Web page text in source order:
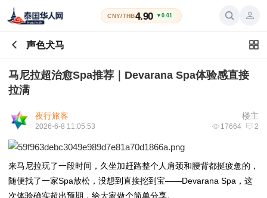
CNY/THB4.90 ▼0.01
声色犬马
马尼拉超治愈Spa推荐｜Devarana Spa体验感直接
拉满
楼主
夜行旅客
17664 2
2026-6-8 11:05:53
来马尼拉玩了一段时间，久坐加赶路整个人肩颈和腰背都挺疲惫的，
随便找了一家Spa放松，没想到直接挖到宝——Devarana Spa，这
次体验确实超出预期，给大家做个简单分享。